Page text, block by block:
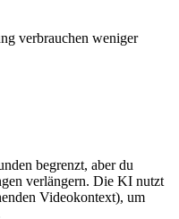
verbrauchen weniger
begrenzt, aber du
verlängern. Die KI nutzt
Videokontext), um